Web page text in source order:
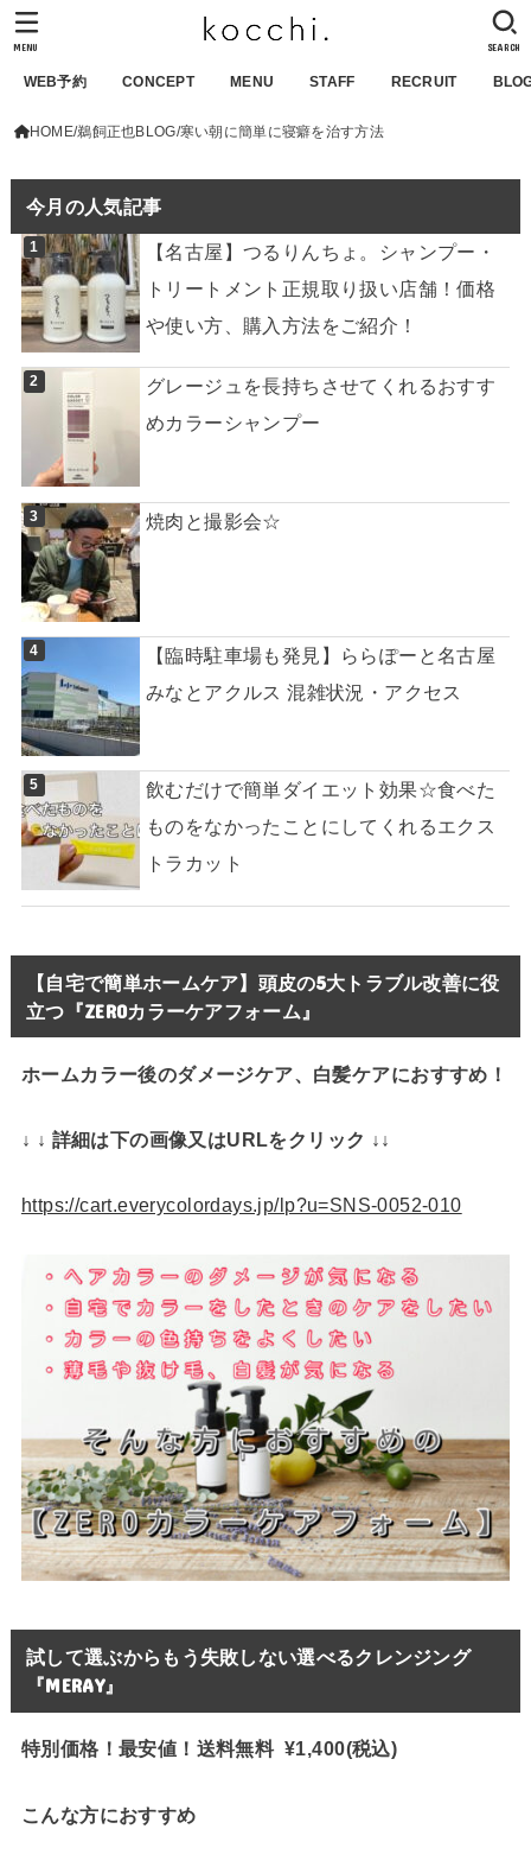
WEB予約 CONCEPT MENU STAFF RECRUIT
SEARCH
MENU
HOME 鵜飼正也BLOG 寒い朝に簡単に寝癖を治す方法
今月の人気記事
【名古屋】つるりんちょ。シャンプー・
トリートメント正規取り扱い店舗！価格
や使い方、購入方法をご紹介！
グレージュを長持ちさせてくれるおすす
めカラーシャンプー
焼肉と撮影会☆
【臨時駐車場も発見】ららぽーと名古屋
みなとアクルス 混雑状況・アクセス
飲むだけで簡単ダイエット効果☆食べた
ものをなかったことにしてくれるエクス
トラカット
【自宅で簡単ホームケア】頭皮の5大トラブル改善に役
立つ『ZEROカラーケアフォーム』
ホームカラー後のダメージケア、白髪ケアにおすすめ！
↓ ↓ 詳細は下の画像又はURLをクリック ↓↓
https://cart.everycolordays.jp/lp?u=SNS-0052-010
試して選ぶからもう失敗しない選べるクレンジング
『MERAY』
特別価格！最安値！送料無料 ¥1,400(税込)
こんな方におすすめ